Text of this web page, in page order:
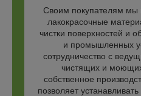
Своим покупателям мы
лакокрасочные
чистки поверхностей и
и промышленных
сотрудничество с
чистящих и
собственное
позволяет